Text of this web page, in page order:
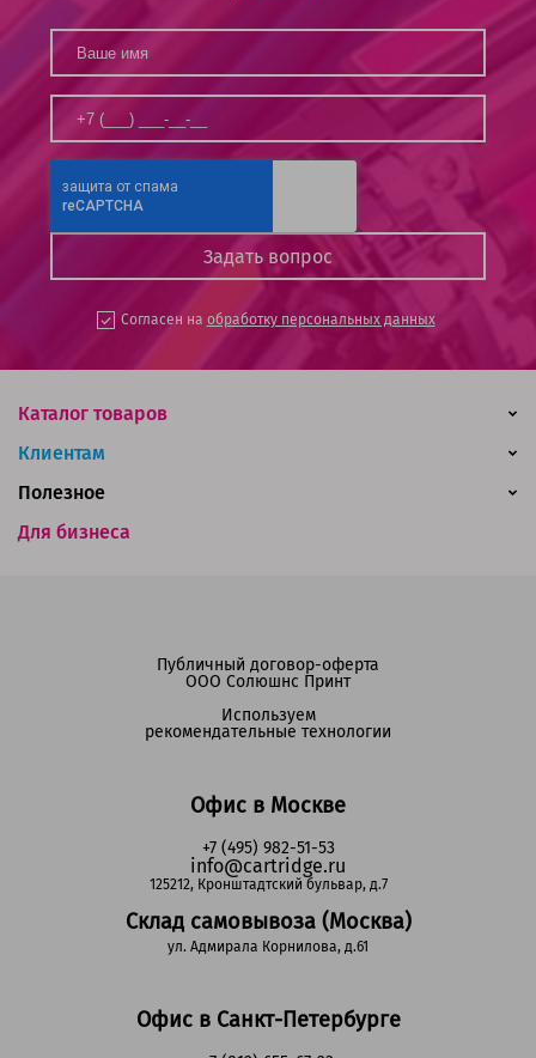
Согласен на обработку персональных данных
Каталог товаров
Клиентам
Для бизнеса
Полезное
Офис в Москве
+7 (495) 982-51-53
info@cartridge.ru
125212, Кронштадтский бульвар, д.7
Склад самовывоза (Москва)
ул. Адмирала Корнилова, д.61
Офис в Санкт-Петербурге
Публичный договор-оферта
ООО Солюшнс Принт
Используем
рекомендательные технологии